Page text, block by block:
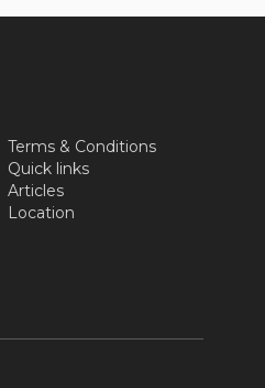
Terms & Conditions
Quick links
Articles
Location